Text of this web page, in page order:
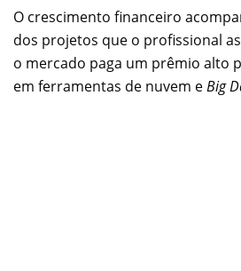
O crescimento financeiro
dos projetos que o profissional
o mercado paga um prêmio alto
em ferramentas de nuvem eBig